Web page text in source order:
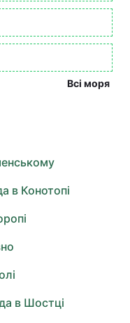
Всі моря
в Конотопі
в Шостці